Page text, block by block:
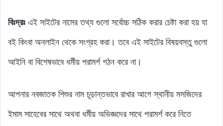
বিঃদ্রঃ এই সাইটের নামের তথ্য গুলো সর্বোচ্চ সঠিক করার চেষ্টা করা হয় যা
বই কিংবা অনলাইন থেকে সংগ্রহ করা। তবে এই সাইটের বিষয়বস্তু গুলো
আইনি বা বিশেষভাবে ধর্মীয় পরামর্শ গঠন করে না।
আপনার নবজাতক শিশুর নাম চূড়ান্তভাবে রাখার আগে স্থানীয় মসজিদের
ইমাম সাহেবের সাথে অথবা ধর্মীয় অভিজ্ঞদের সাথে পরামর্শ করে নিতে